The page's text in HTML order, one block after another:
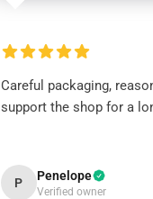
Careful packaging,
support the shop for a
P Penelope
Verified owner